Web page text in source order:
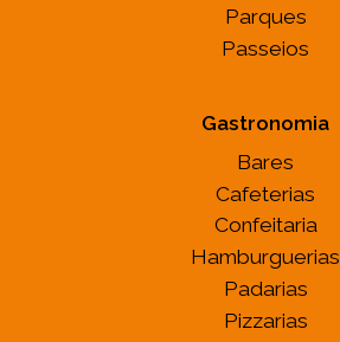
Parques
Passeios
Gastronomia
Bares
Cafeterias
Confeitaria
Hamburguerias
Padarias
Pizzarias